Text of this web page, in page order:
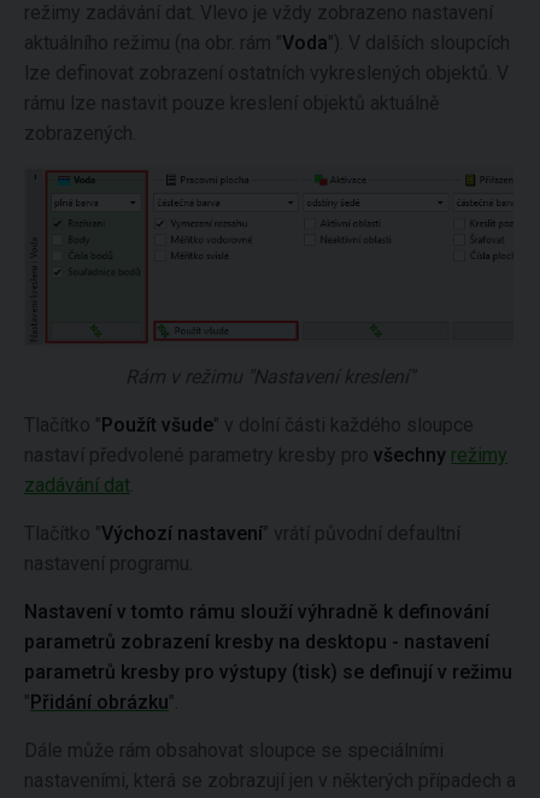
režimy zadávání dat. Vlevo je vždy zobrazeno nastavení
aktuálního režimu (na obr. rám "Voda"). V dalších sloupcích
lze definovat zobrazení ostatních vykreslených objektů. V
rámu lze nastavit pouze kreslení objektů aktuálně
zobrazených.
Rám v režimu "Nastavení kreslení"
Tlačítko " Použít všude" v dolní části každého sloupce
nastaví předvolené parametry kresby pro všechny režimy
zadávání dat
Tlačítko "Výchozí nastavení" vrátí původní defaultní
nastavení programu.
Nastavení v tomto rámu slouží výhradně k definování
parametrů zobrazení kresby na desktopu - nastavení
parametrů kresby pro výstupy (tisk) se definují v režimu
" Přidání obrázku".
Dále může rám obsahovat sloupce se speciálními
nastaveními, která se zobrazují jen v některých případech a